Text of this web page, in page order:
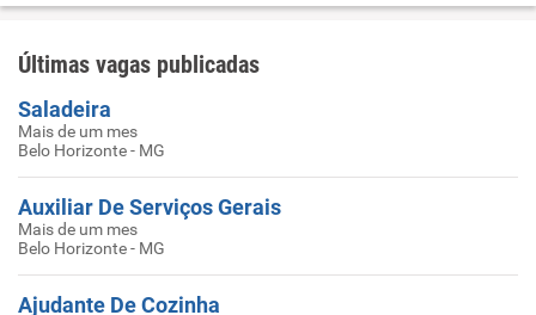
Últimas vagas publicadas
Saladeira
Mais de um mes
Belo Horizonte - MG
Auxiliar De Serviços Gerais
Mais de um mes
Belo Horizonte - MG
Ajudante De Cozinha